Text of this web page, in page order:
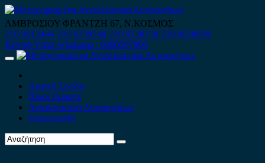
Skip
to
content
ΑΜΒΡΟΣΙΟΥ ΦΡΑΝΤΖΗ 67, Ν.ΚΟΣΜΟΣ
210 9012444 210 9239148 210 9238158 210 9026839
Κινητό-Viber-whatsapp : 6980507900
Primary
Αρχική Σελίδα
Ποιοί είμαστε
Ανταλλακτικά Αυτοκινήτων
Επικοινωνία